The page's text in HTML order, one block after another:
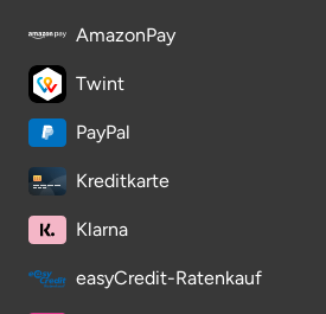
AmazonPay
Twint
PayPal
Kreditkarte
Klarna
easyCredit-Ratenkauf